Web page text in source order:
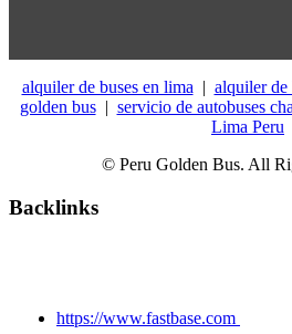
alquiler de buses en lima | alquiler de
golden bus| servicio de autobuses
Lima Peru
© Peru Golden Bus. All
Backlinks
https://www.fastbase.com